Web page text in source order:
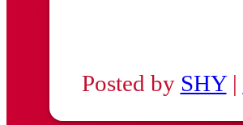
Posted by SHY|